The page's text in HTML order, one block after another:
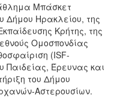
Μπάσκετ
Δήμου Ηρακλείου, της
Κρήτης, της
Ομοσπονδίας
(ISF-
Παιδείας, Έρευνας και
του Δήμου
Αστερουσίων.